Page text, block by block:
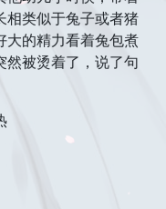
相类似于兔子或者猪
大的精力看着兔包煮
然被烫着了，说了句